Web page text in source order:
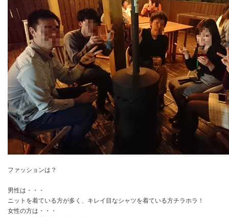
ファッションは？
男性は・・・
ニットを着ている方が多く、キレイ目なシャツを着ている方チラホラ！
女性の方は・・・